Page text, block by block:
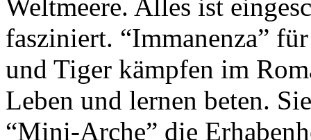
Weltmeere. Alles ist
fasziniert. “Immanenza”
und Tiger kämpfen im
Leben und lernen beten.
“Mini-Arche” die